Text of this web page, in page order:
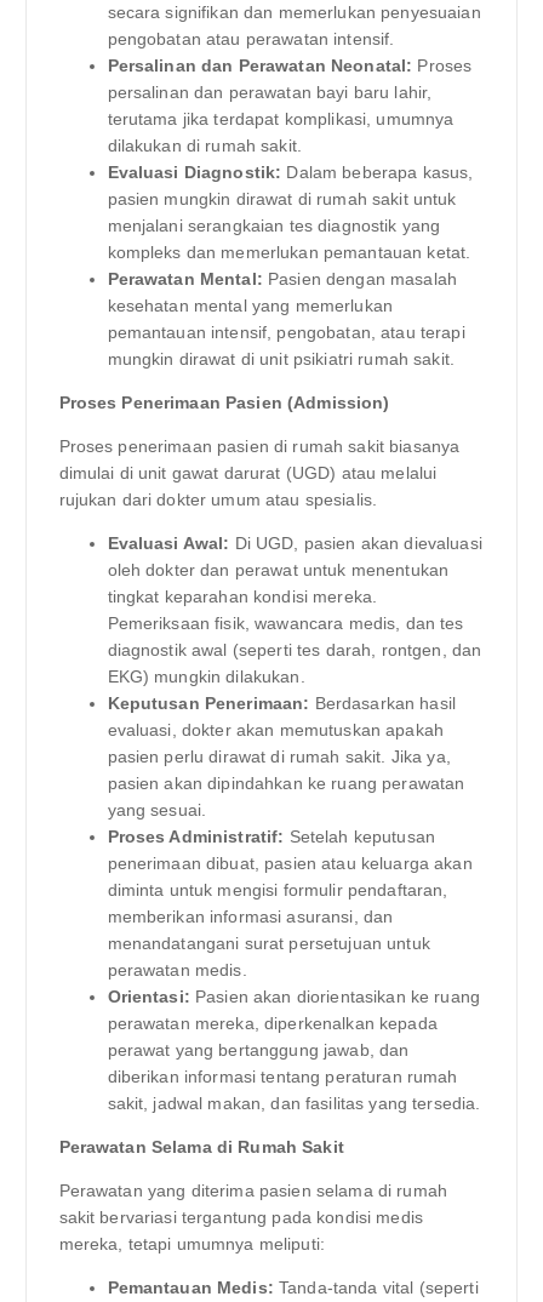
secara signifikan dan memerlukan penyesuaian
pengobatan atau perawatan intensif.
Persalinan dan Perawatan Neonatal: Proses
persalinan dan perawatan bayi baru lahir,
terutama jika terdapat komplikasi, umumnya
dilakukan di rumah sakit.
Evaluasi Diagnostik: Dalam beberapa kasus,
pasien mungkin dirawat di rumah sakit untuk
menjalani serangkaian tes diagnostik yang
kompleks dan memerlukan pemantauan ketat.
Perawatan Mental: Pasien dengan masalah
kesehatan mental yang memerlukan
pemantauan intensif, pengobatan, atau terapi
mungkin dirawat di unit psikiatri rumah sakit.
Proses Penerimaan Pasien (Admission)
Proses penerimaan pasien di rumah sakit biasanya
dimulai di unit gawat darurat (UGD) atau melalui
rujukan dari dokter umum atau spesialis.
Evaluasi Awal: Di UGD, pasien akan dievaluasi
oleh dokter dan perawat untuk menentukan
tingkat keparahan kondisi mereka.
Pemeriksaan fisik, wawancara medis, dan tes
diagnostik awal (seperti tes darah, rontgen, dan
EKG) mungkin dilakukan.
Keputusan Penerimaan: Berdasarkan hasil
evaluasi, dokter akan memutuskan apakah
pasien perlu dirawat di rumah sakit. Jika ya,
pasien akan dipindahkan ke ruang perawatan
yang sesuai.
Proses Administratif: Setelah keputusan
penerimaan dibuat, pasien atau keluarga akan
diminta untuk mengisi formulir pendaftaran,
memberikan informasi asuransi, dan
menandatangani surat persetujuan untuk
perawatan medis.
Orientasi: Pasien akan diorientasikan ke ruang
perawatan mereka, diperkenalkan kepada
perawat yang bertanggung jawab, dan
diberikan informasi tentang peraturan rumah
sakit, jadwal makan, dan fasilitas yang tersedia.
Perawatan Selama di Rumah Sakit
Perawatan yang diterima pasien selama di rumah
sakit bervariasi tergantung pada kondisi medis
mereka, tetapi umumnya meliputi:
Pemantauan Medis: Tanda-tanda vital (seperti